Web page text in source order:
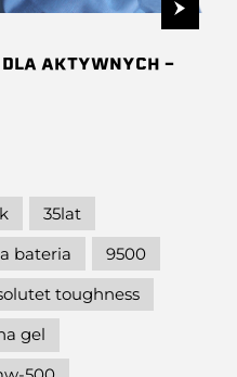
DLA AKTYWNYCH –
35lat
bateria
9500
toughness
gel